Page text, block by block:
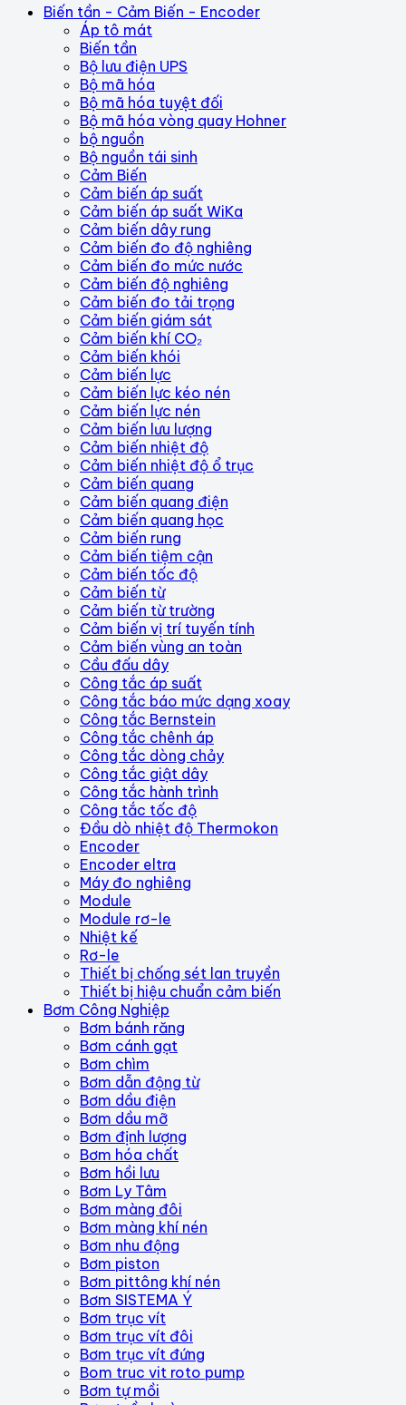
Biến tần - Cảm Biến - Encoder
Áp tô mát
Biến tần
Bộ lưu điện UPS
Bộ mã hóa
Bộ mã hóa tuyệt đối
Bộ mã hóa vòng quay Hohner
bộ nguồn
Bộ nguồn tái sinh
Cảm Biến
Cảm biến áp suất
Cảm biến áp suất WiKa
Cảm biến dây rung
Cảm biến đo độ nghiêng
Cảm biến đo mức nước
Cảm biến độ nghiêng
Cảm biến đo tải trọng
Cảm biến giám sát
Cảm biến khí CO₂
Cảm biến khói
Cảm biến lực
Cảm biến lực kéo nén
Cảm biến lực nén
Cảm biến lưu lượng
Cảm biến nhiệt độ
Cảm biến nhiệt độ ổ trục
Cảm biến quang
Cảm biến quang điện
Cảm biến quang học
Cảm biến rung
Cảm biến tiệm cận
Cảm biến tốc độ
Cảm biến từ
Cảm biến từ trường
Cảm biến vị trí tuyến tính
Cảm biến vùng an toàn
Cầu đấu dây
Công tắc áp suất
Công tắc báo mức dạng xoay
Công tắc Bernstein
Công tắc chênh áp
Công tắc dòng chảy
Công tắc giật dây
Công tắc hành trình
Công tắc tốc độ
Đầu dò nhiệt độ Thermokon
Encoder
Encoder eltra
Máy đo nghiêng
Module
Module rơ-le
Nhiệt kế
Rơ-le
Thiết bị chống sét lan truyền
Thiết bị hiệu chuẩn cảm biến
Bơm Công Nghiệp
Bơm bánh răng
Bơm cánh gạt
Bơm chìm
Bơm dẫn động từ
Bơm dầu điện
Bơm dầu mỡ
Bơm định lượng
Bơm hóa chất
Bơm hồi lưu
Bơm Ly Tâm
Bơm màng đôi
Bơm màng khí nén
Bơm nhu động
Bơm piston
Bơm pittông khí nén
Bơm SISTEMA Ý
Bơm trục vít
Bơm trục vít đôi
Bơm trục vít đứng
Bom truc vit roto pump
Bơm tự mồi